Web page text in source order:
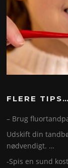
FLERE TIPS…
– Brug
Udskift din
nødvendigt. …
-Spis en sund